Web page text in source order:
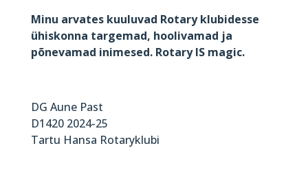
Minu arvates kuuluvad Rotary klubidesse
ühiskonna targemad, hoolivamad ja
põnevamad inimesed. Rotary IS magic.
DG Aune Past
D1420 2024-25
Tartu Hansa Rotaryklubi